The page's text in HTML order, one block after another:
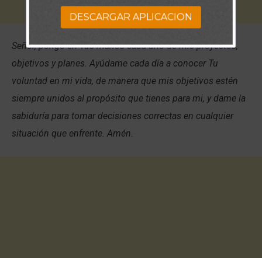
Señor, pongo en Tus manos cada uno de mis proyectos,
objetivos y planes. Ayúdame cada día a conocer Tu
voluntad en mi vida, de manera que mis objetivos estén
siempre unidos al propósito que tienes para mi, y dame la
sabiduría para tomar decisiones correctas en cualquier
situación que enfrente. Amén.
DESCARGAR APLICACION